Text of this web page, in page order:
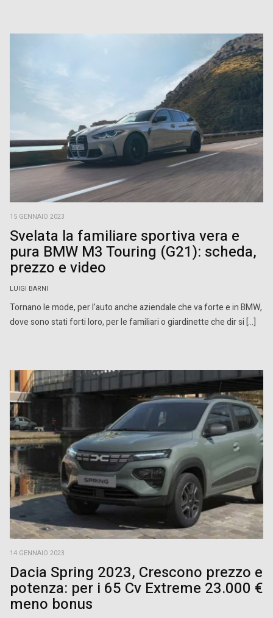
15 GENNAIO 2023
Svelata la familiare sportiva vera e
pura BMW M3 Touring (G21): scheda,
prezzo e video
LUIGI BARNI
Tornano le mode, per l’auto anche aziendale che va forte e in BMW,
dove sono stati forti loro, per le familiari o giardinette che dir si […]
14 GENNAIO 2023
Dacia Spring 2023, Crescono prezzo e
potenza: per i 65 Cv Extreme 23.000 €
meno bonus